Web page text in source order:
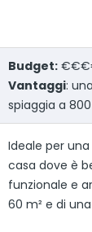
Budget:
Vantaggi:
spiaggia a
Ideale per
casa dove è
funzionale e
60 m² e di